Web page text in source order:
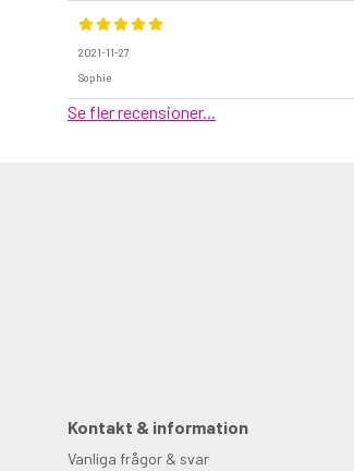
2021-11-27
Sophie
Se fler recensioner...
Kontakt & information
Vanliga frågor & svar